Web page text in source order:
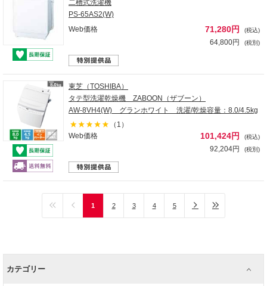
二槽式洗濯機
PS-65AS2(W)
Web価格
71,280円 (税込)
64,800円 (税別)
東芝（TOSHIBA）
タテ型洗濯乾燥機 ZABOON（ザブーン）
AW-8VH4(W) グランホワイト 洗濯/乾燥容量：8.0/4.5kg
（1）
Web価格
101,424円 (税込)
92,204円 (税別)
1 2 3 4 5
カテゴリー